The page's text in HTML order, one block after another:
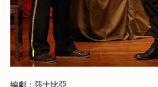
編劇：莎士比亞